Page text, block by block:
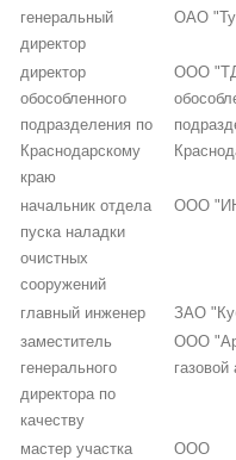
генеральный
директор
ОАО
директор
обособленного
подразделения по
Краснодарскому
краю
ООО
начальник отдела
пуска наладки
очистных
сооружений
ООО
главный инженер
ЗАО
заместитель
генерального
директора по
качеству
ООО
мастер участка
ООО